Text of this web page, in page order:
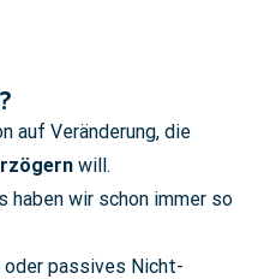
auf Veränderung, die
will.
haben wir schon immer so
oder passives Nicht-